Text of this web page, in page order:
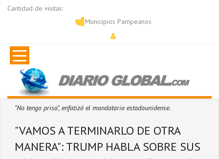
Cantidad de visitas:
Municipios Pampeanos
"No tengo prisa", enfatizó el mandatario estadounidense.
"VAMOS A TERMINARLO DE OTRA
MANERA": TRUMP HABLA SOBRE SUS